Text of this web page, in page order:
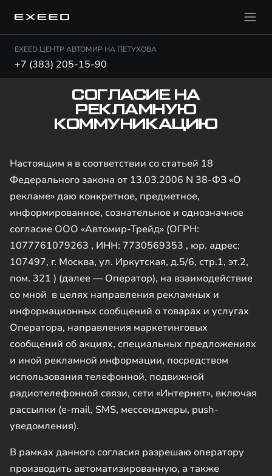
EXEED ЦЕНТР АВТОМИР НА ПЕТУХОВА
+7 (383) 205-15-90
СОГЛАСИЕ НА
РЕКЛАМНУЮ
КОММУНИКАЦИЮ
Настоящим я в соответствии со статьей 18
Федерального закона от 13.03.2006 N 38-ФЗ «О
рекламе» даю конкретное, предметное,
информированное, сознательное и однозначное
согласие ООО «Автомир-Трейд» (ОГРН:
1077761079263 , ИНН: 7730569353 , юр. адрес:
107497, г. Москва, ул. Иркутская, д.5/6, стр.1, эт.2,
пом. 321 ) (далее — Оператор), на взаимодействие
со мной в целях направления рекламных и
информационных сообщений о товарах и услугах
Оператора, направления маркетинговых
сообщений об акциях, специальных предложениях
и иной рекламной информации, посредством
использования телефонной, подвижной
радиотелефонной связи, сети «Интернет», включая
рассылки (e-mail, SMS, мессенджеры, push-
уведомления).
В рамках данного согласия разрешаю оператору
производить автоматизированную, а также